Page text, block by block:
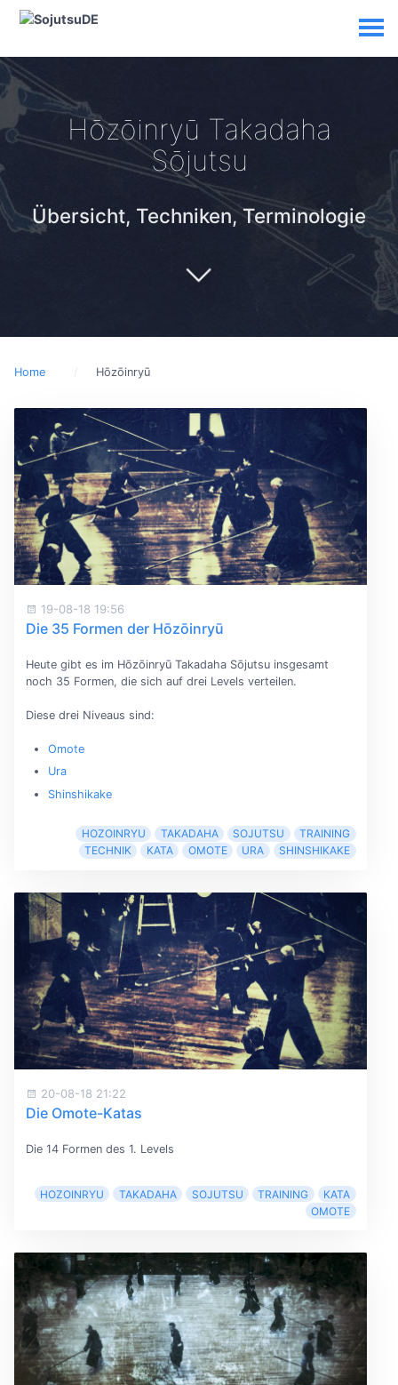
Hōzōinryū Takadaha
Sōjutsu
Übersicht, Techniken, Terminologie
Home Hōzōinryū
19-08-18 19:56
Die 35 Formen der Hōzōinryū
Heute gibt es im Hōzōinryū Takadaha Sōjutsu insgesamt
noch 35 Formen, die sich auf drei Levels verteilen.
Diese drei Niveaus sind:
Omote
Ura
Shinshikake
HOZOINRYU TAKADAHA SOJUTSU
TRAINING
TECHNIK
KATA OMOTE URA SHINSHIKAKE
20-08-18 21:22
Die Omote-Katas
Die 14 Formen des 1. Levels
HOZOINRYU TAKADAHA SOJUTSU TRAINING
KATA
OMOTE